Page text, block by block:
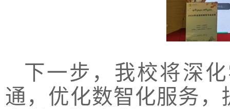
下一步，我校将深
通，优化数智化服务